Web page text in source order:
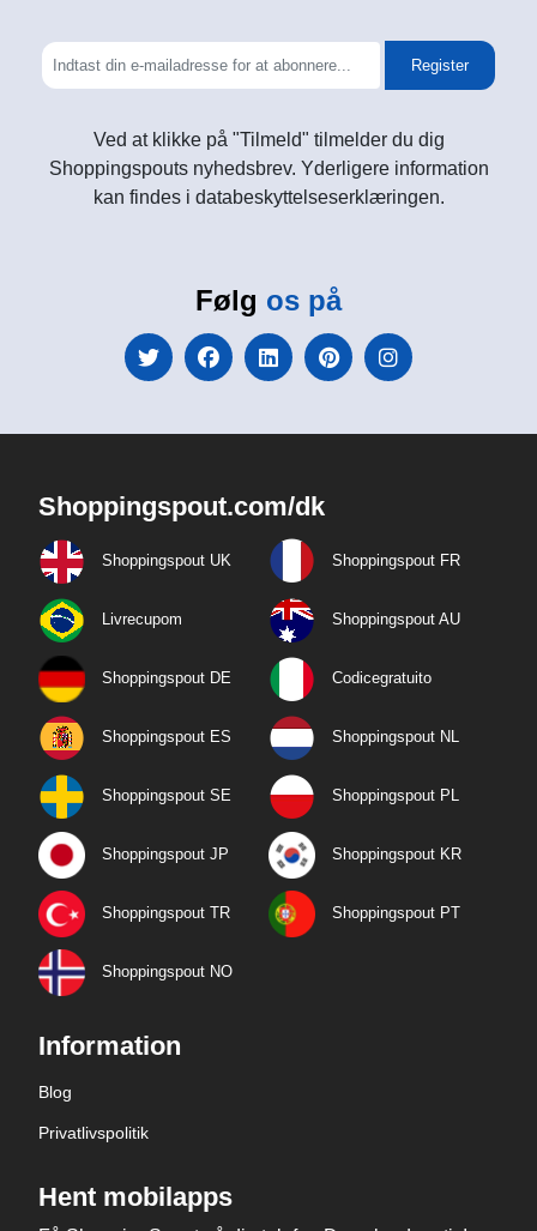
Register
Ved at klikke på "Tilmeld" tilmelder du dig
Shoppingspouts nyhedsbrev. Yderligere information
kan findes i databeskyttelseserklæringen.
Følg os på
Shoppingspout.com/dk
Shoppingspout UK Shoppingspout FR
Livrecupom Shoppingspout AU
Shoppingspout DE Codicegratuito
Shoppingspout ES Shoppingspout NL
Shoppingspout SE Shoppingspout PL
Shoppingspout JP Shoppingspout KR
Shoppingspout TR Shoppingspout PT
Shoppingspout NO
Information
Blog
Privatlivspolitik
Hent mobilapps